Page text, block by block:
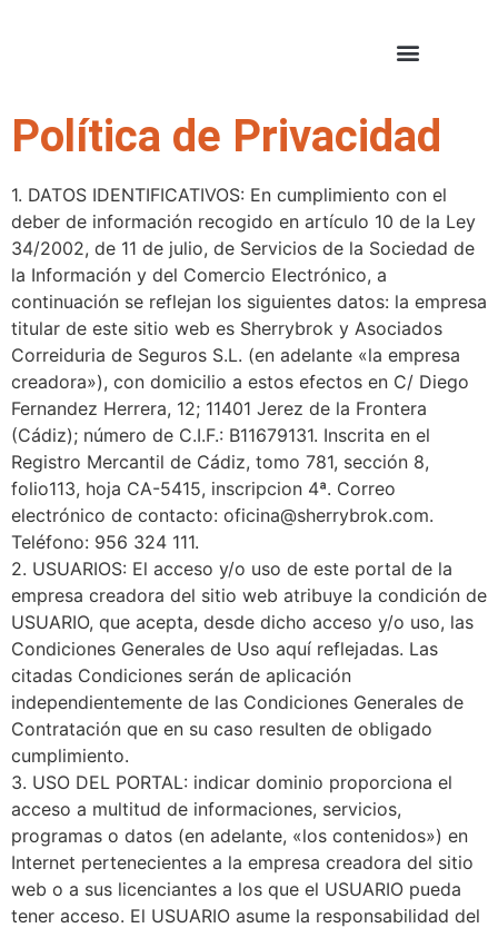
Política de Privacidad
1. DATOS IDENTIFICATIVOS: En cumplimiento con el
deber de información recogido en artículo 10 de la Ley
34/2002, de 11 de julio, de Servicios de la Sociedad de
la Información y del Comercio Electrónico, a
continuación se reflejan los siguientes datos: la empresa
titular de este sitio web es Sherrybrok y Asociados
Correiduria de Seguros S.L. (en adelante «la empresa
creadora»), con domicilio a estos efectos en C/ Diego
Fernandez Herrera, 12; 11401 Jerez de la Frontera
(Cádiz); número de C.I.F.: B11679131. Inscrita en el
Registro Mercantil de Cádiz, tomo 781, sección 8,
folio113, hoja CA-5415, inscripcion 4ª. Correo
electrónico de contacto: oficina@sherrybrok.com.
Teléfono: 956 324 111.
2. USUARIOS: El acceso y/o uso de este portal de la
empresa creadora del sitio web atribuye la condición de
USUARIO, que acepta, desde dicho acceso y/o uso, las
Condiciones Generales de Uso aquí reflejadas. Las
citadas Condiciones serán de aplicación
independientemente de las Condiciones Generales de
Contratación que en su caso resulten de obligado
cumplimiento.
3. USO DEL PORTAL: indicar dominio proporciona el
acceso a multitud de informaciones, servicios,
programas o datos (en adelante, «los contenidos») en
Internet pertenecientes a la empresa creadora del sitio
web o a sus licenciantes a los que el USUARIO pueda
tener acceso. El USUARIO asume la responsabilidad del